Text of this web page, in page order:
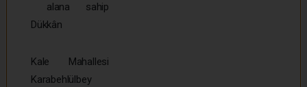
alana sahip
Dükkân
Kale Mahallesi
Karabehlülbey